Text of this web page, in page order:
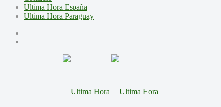
Ultima Hora España
Ultima Hora Paraguay